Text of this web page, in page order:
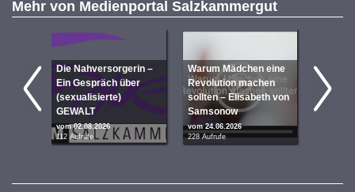
Mehr von Medienportal Salzkammergut
Die Nahversorgerin –
Ein Gespräch über
(sexualisierte)
GEWALT
vom 02.08.2026
112 Aufrufe
War­um Mäd­chen eine
Revo­lu­ti­on machen
sollten – Eli­sa­beth von
Sam­so­now
vom 24.06.2026
228 Aufrufe
Im